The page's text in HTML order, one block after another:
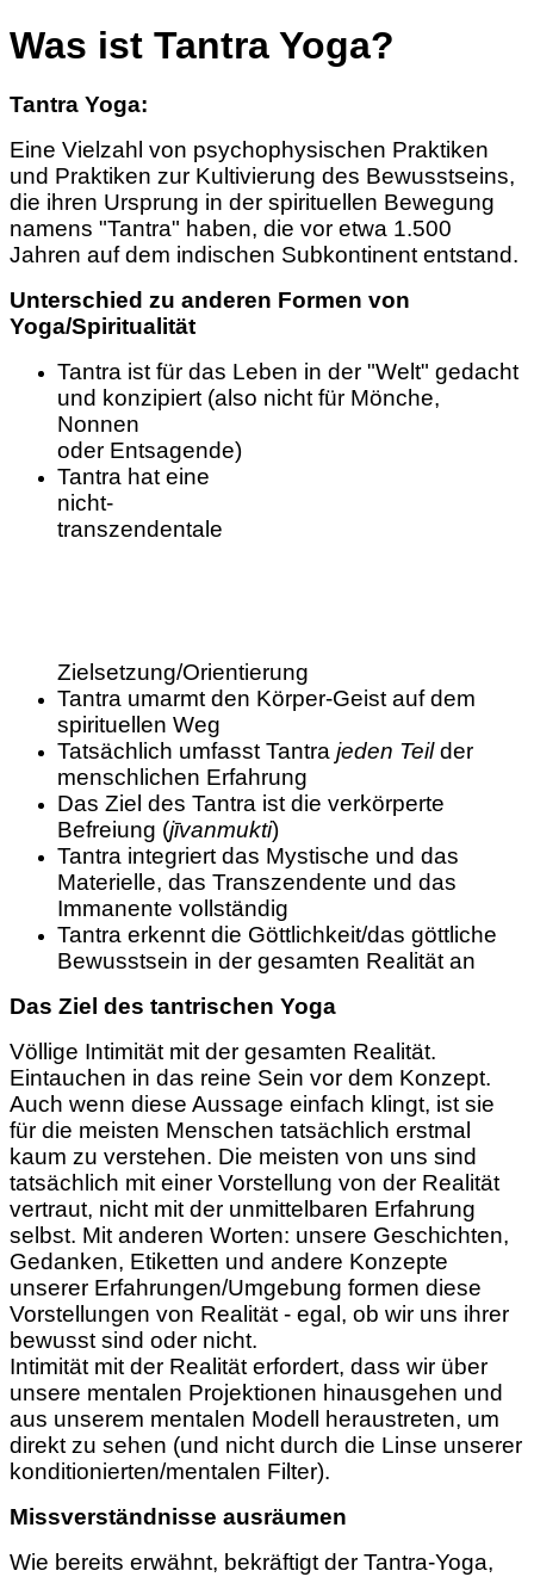
Was ist Tantra Yoga?
Tantra Yoga:
Eine Vielzahl von psychophysischen Praktiken
und Praktiken zur Kultivierung des Bewusstseins,
die ihren Ursprung in der spirituellen Bewegung
namens "Tantra" haben, die vor etwa 1.500
Jahren auf dem indischen Subkontinent entstand.
Unterschied zu anderen Formen von
Yoga/Spiritualität
Tantra ist für das Leben in der "Welt" gedacht
und konzipiert (also nicht für Mönche,
Nonnen
oder Entsagende)
Tantra hat eine
nicht-
transzendentale
Zielsetzung/Orientierung
Tantra umarmt den Körper-Geist auf dem
spirituellen Weg
Tatsächlich umfasst Tantra jeden Teilder
menschlichen Erfahrung
Das Ziel des Tantra ist die verkörperte
Befreiung (jīvanmukti)
Tantra integriert das Mystische und das
Materielle, das Transzendente und das
Immanente vollständig
Tantra erkennt die Göttlichkeit/das göttliche
Bewusstsein in der gesamten Realität an
Das Ziel des tantrischen Yoga
Völlige Intimität mit der gesamten Realität.
Eintauchen in das reine Sein vor dem Konzept.
Auch wenn diese Aussage einfach klingt, ist sie
für die meisten Menschen tatsächlich erstmal
kaum zu verstehen. Die meisten von uns sind
tatsächlich mit einer Vorstellung von der Realität
vertraut, nicht mit der unmittelbaren Erfahrung
selbst. Mit anderen Worten: unsere Geschichten,
Gedanken, Etiketten und andere Konzepte
unserer Erfahrungen/Umgebung formen diese
Vorstellungen von Realität - egal, ob wir uns ihrer
bewusst sind oder nicht.
Intimität mit der Realität erfordert, dass wir über
unsere mentalen Projektionen hinausgehen und
aus unserem mentalen Modell heraustreten, um
direkt zu sehen (und nicht durch die Linse unserer
konditionierten/mentalen Filter).
Missverständnisse ausräumen
Wie bereits erwähnt, bekräftigt der Tantra-Yoga,